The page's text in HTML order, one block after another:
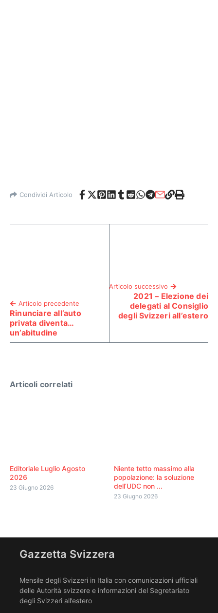
Condividi Articolo
Articolo precedente
Rinunciare all’auto
privata diventa…
un’abitudine
Articolo successivo
2021 – Elezione dei
delegati al Consiglio
degli Svizzeri all’estero
Articoli correlati
Editoriale Luglio Agosto
2026
23 Giugno 2026
Niente tetto massimo alla
popolazione: la soluzione
dell’UDC non ...
23 Giugno 2026
Gazzetta Svizzera
Mensile degli Svizzeri in Italia con comunicazioni ufficiali
delle Autorità svizzere e informazioni del Segretariato
degli Svizzeri all’estero